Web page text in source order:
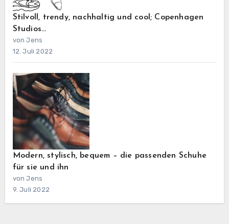
Stilvoll, trendy, nachhaltig und cool; Copenhagen
Studios…
von Jens
12. Juli 2022
Modern, stylisch, bequem – die passenden Schuhe
für sie und ihn
von Jens
9. Juli 2022